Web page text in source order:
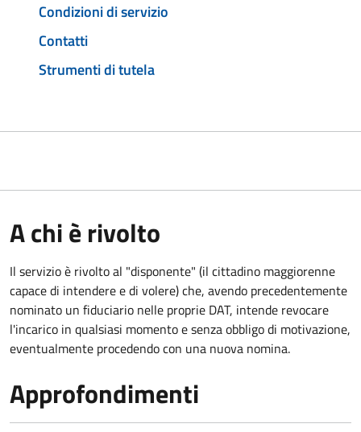
Condizioni di servizio
Contatti
Strumenti di tutela
A chi è rivolto
Il servizio è rivolto al "disponente" (il cittadino maggiorenne
capace di intendere e di volere) che, avendo precedentemente
nominato un fiduciario nelle proprie DAT, intende revocare
l'incarico in qualsiasi momento e senza obbligo di motivazione,
eventualmente procedendo con una nuova nomina.
Approfondimenti